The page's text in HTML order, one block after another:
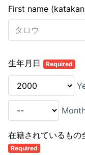
First name
生年月日 Required
在籍されているもの
Required